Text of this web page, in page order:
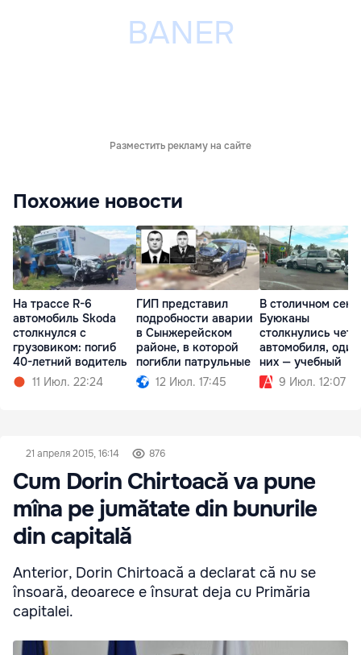
Разместить рекламу на сайте
Похожие новости
На трассе R-6
автомобиль Skoda
столкнулся с
грузовиком: погиб
40-летний водитель
11 Июл. 22:24
ГИП представил
подробности аварии
в Сынжерейском
районе, в которой
погибли патрульные
12 Июл. 17:45
В столичном
Буюканы
столкнулись
автомобиля,
них — учебный
9 Июл. 12:07
21 апреля 2015, 16:14 876
Cum Dorin Chirtoacă va pune
mîna pe jumătate din bunurile
din capitală
Anterior, Dorin Chirtoacă a declarat că nu se
însoară, deoarece e însurat deja cu Primăria
capitalei.